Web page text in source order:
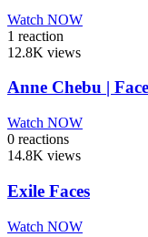
Watch NOW
1 reaction
12.8K views
Anne Chebu |
Watch NOW
0 reactions
14.8K views
Exile Faces
Watch NOW